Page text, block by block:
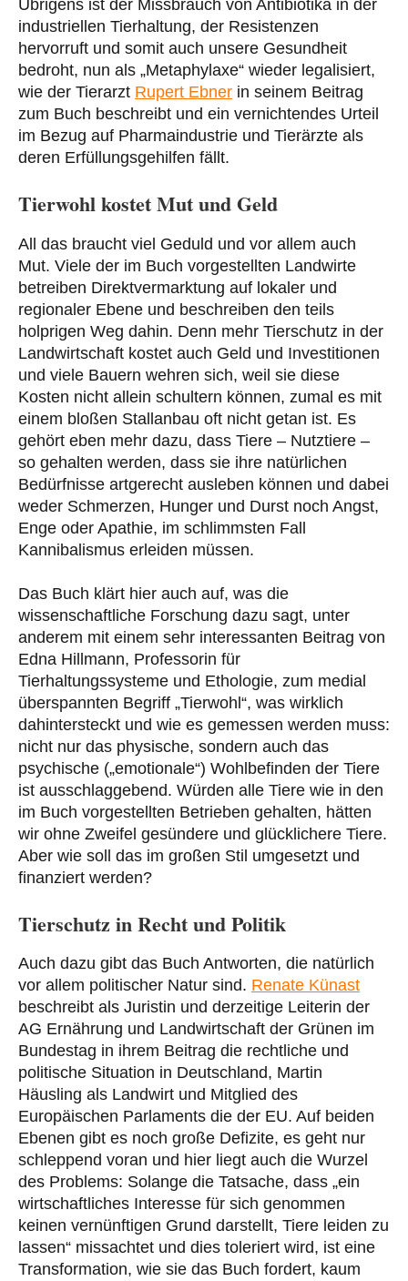
Übrigens ist der Missbrauch von Antibiotika in der
industriellen Tierhaltung, der Resistenzen
hervorruft und somit auch unsere Gesundheit
bedroht, nun als „Metaphylaxe“ wieder legalisiert,
wie der Tierarzt Rupert Ebner in seinem Beitrag
zum Buch beschreibt und ein vernichtendes Urteil
im Bezug auf Pharmaindustrie und Tierärzte als
deren Erfüllungsgehilfen fällt.
Tierwohl kostet Mut und Geld
All das braucht viel Geduld und vor allem auch
Mut. Viele der im Buch vorgestellten Landwirte
betreiben Direktvermarktung auf lokaler und
regionaler Ebene und beschreiben den teils
holprigen Weg dahin. Denn mehr Tierschutz in der
Landwirtschaft kostet auch Geld und Investitionen
und viele Bauern wehren sich, weil sie diese
Kosten nicht allein schultern können, zumal es mit
einem bloßen Stallanbau oft nicht getan ist. Es
gehört eben mehr dazu, dass Tiere – Nutztiere –
so gehalten werden, dass sie ihre natürlichen
Bedürfnisse artgerecht ausleben können und dabei
weder Schmerzen, Hunger und Durst noch Angst,
Enge oder Apathie, im schlimmsten Fall
Kannibalismus erleiden müssen.
Das Buch klärt hier auch auf, was die
wissenschaftliche Forschung dazu sagt, unter
anderem mit einem sehr interessanten Beitrag von
Edna Hillmann, Professorin für
Tierhaltungssysteme und Ethologie, zum medial
überspannten Begriff „Tierwohl“, was wirklich
dahintersteckt und wie es gemessen werden muss:
nicht nur das physische, sondern auch das
psychische („emotionale“) Wohlbefinden der Tiere
ist ausschlaggebend. Würden alle Tiere wie in den
im Buch vorgestellten Betrieben gehalten, hätten
wir ohne Zweifel gesündere und glücklichere Tiere.
Aber wie soll das im großen Stil umgesetzt und
finanziert werden?
Tierschutz in Recht und Politik
Auch dazu gibt das Buch Antworten, die natürlich
vor allem politischer Natur sind. Renate Künast
beschreibt als Juristin und derzeitige Leiterin der
AG Ernährung und Landwirtschaft der Grünen im
Bundestag in ihrem Beitrag die rechtliche und
politische Situation in Deutschland, Martin
Häusling als Landwirt und Mitglied des
Europäischen Parlaments die der EU. Auf beiden
Ebenen gibt es noch große Defizite, es geht nur
schleppend voran und hier liegt auch die Wurzel
des Problems: Solange die Tatsache, dass „ein
wirtschaftliches Interesse für sich genommen
keinen vernünftigen Grund darstellt, Tiere leiden zu
lassen“ missachtet und dies toleriert wird, ist eine
Transformation, wie sie das Buch fordert, kaum